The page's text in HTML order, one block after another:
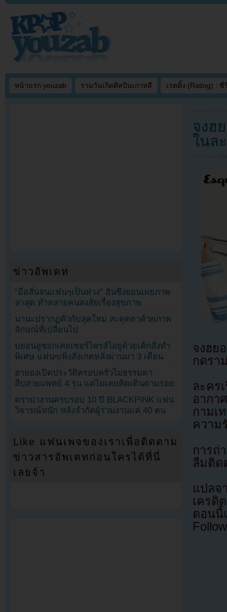
หน้าแรก youzab รวมวันเกิดศิลปินเกาหลี เรตติ้ง (Rating) : ซี
จงฮ
ในล
จงฮย
กดรา
ละคร
อากา
กามเ
ความ
การถ่
ลืมติด
แปล
เครดิ
ตอนนี้
ข่าวอัพเดท
“มือสั่นจนแฟนๆเป็นห่วง” ฮันซึงยอนเผยภาพ
ล่าสุด ทำหลายคนสงสัยเรื่องสุขภาพ
นานะปรากฏตัวกับลุคใหม่ สะดุดตาด้วยภาพ
ลักษณ์ที่เปลี่ยนไป
บยอนอูซอกเคยเซอร์ไพรส์ไอยูด้วยเค้กสั่งทำ
พิเศษ แฟนๆเพิ่งสังเกตหลังผ่านมา 3 เดือน
ฮายองเปิดประวัติครอบครัวไม่ธรรมดา
สืบสายแพทย์ 4 รุ่น แต่ไม่เคยคิดเดินตามรอย
ดราม่างานครบรอบ 10 ปี BLACKPINK แฟน
วิจารณ์หนัก หลังจำกัดผู้ร่วมงานแค่ 40 คน
Like แฟนเพจของเราเพื่อติดตาม
ข่าวสารอัพเดทก่อนใครได้ที่นี่
เลยจ้า